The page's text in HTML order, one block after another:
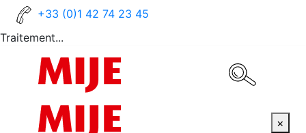
+33 (0)1 42 74 23 45
Traitement...
×